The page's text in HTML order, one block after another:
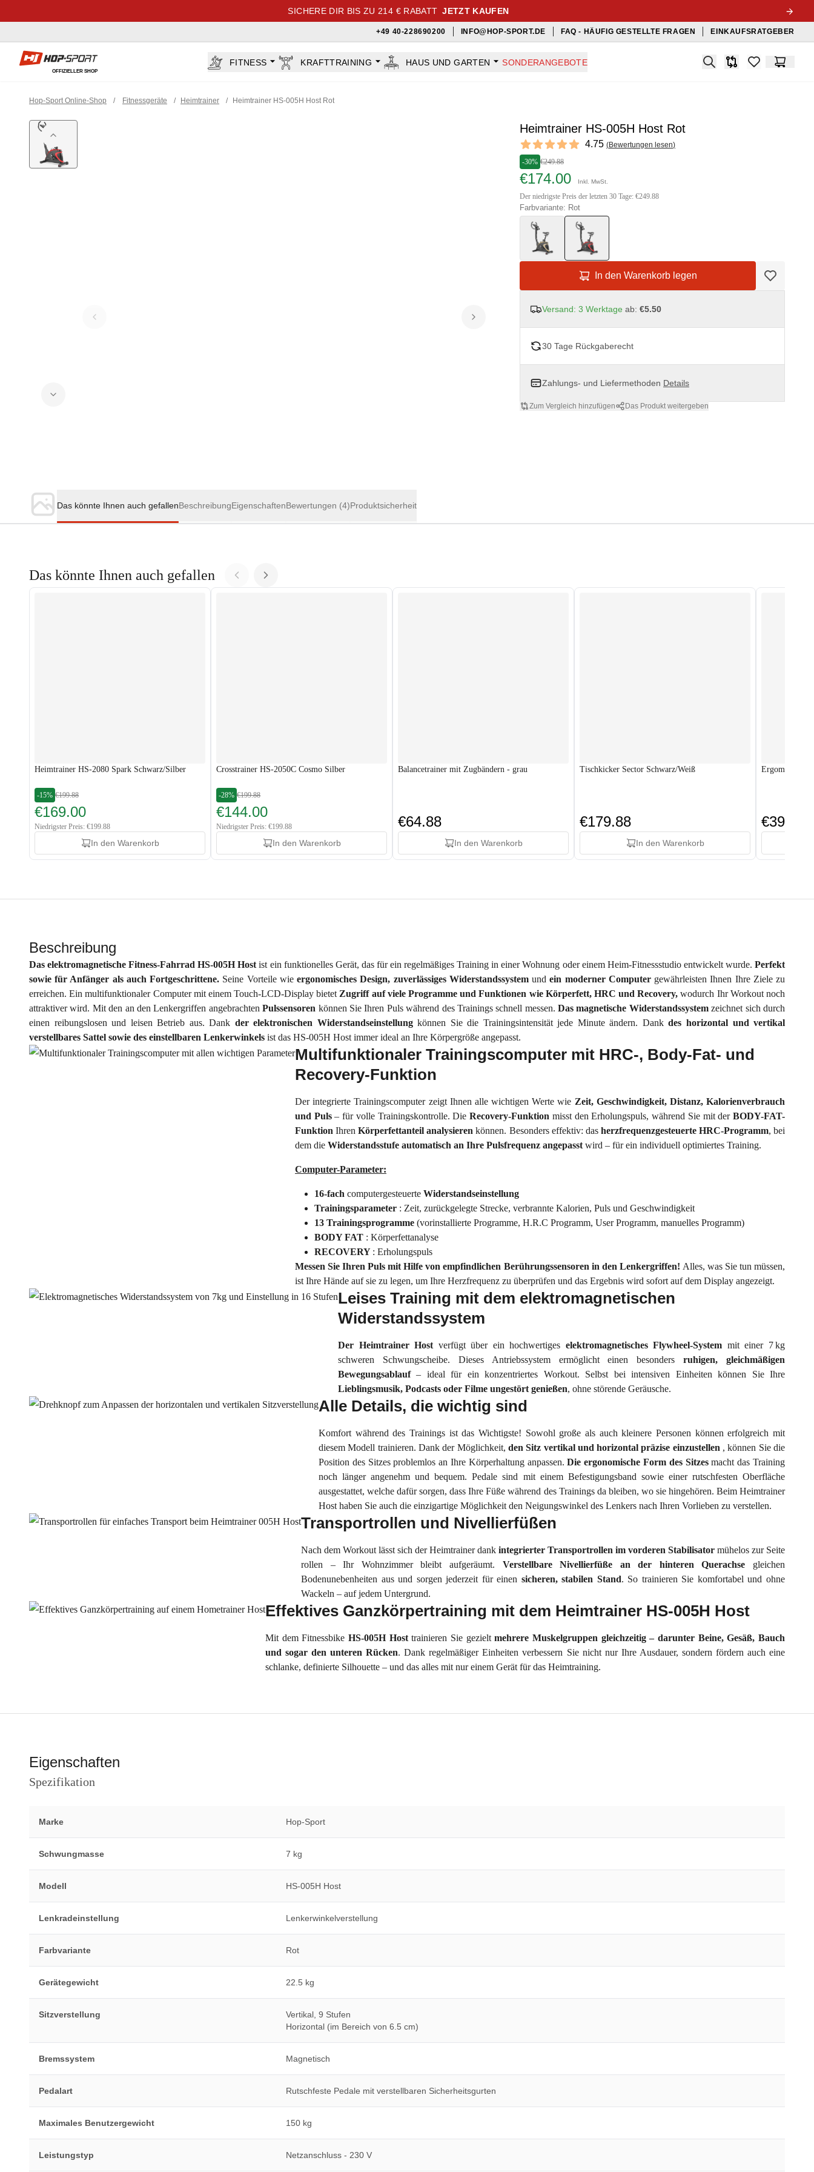
SICHERE DIR BIS ZU 214 € RABATT JETZT KAUFEN
+49 40-228690200 INFO@HOP-SPORT.DE FAQ - HÄUFIG GESTELLTE FRAGEN EINKAUFSRATGEBER
Hop-sport.at
OFFIZIELLER SHOP
FITNESS KRAFTTRAINING HAUS UND GARTEN SONDERANGEBOTE Search
Produkt-items in
Hop-Sport Online-Shop / Fitnessgeräte / Heimtrainer / Heimtrainer HS-005H Host Rot
Heimtrainer HS-005H Host Rot
Reviews
4.75 out of 5 stars 4.75 (Bewertungen lesen)
-30% €249.88
€174.00 Inkl. MwSt.
Der niedrigste Preis der letzten 30 Tage: €249.88
Farbvariante: Rot
In den Warenkorb legen
Versand: 3 Werktage ab: €5.50
30 Tage Rückgaberecht
Zahlungs- und Liefermethoden Details
Zum Vergleich hinzufügen Das Produkt weitergeben
Das könnte Ihnen auch gefallenBeschreibungEigenschaftenBewertungen (4)Produktsicherheit
Das könnte Ihnen auch gefallen
Heimtrainer HS-2080 Spark Schwarz/Silber
-15% €199.88
€169.00
Niedrigster Preis: €199.88
In den Warenkorb
Crosstrainer HS-2050C Cosmo Silber
-28% €199.88
€144.00
Niedrigster Preis: €199.88
In den Warenkorb
Balancetrainer mit Zugbändern - grau
€64.88
In den Warenkorb
Tischkicker Sector Schwarz/Weiß
€179.88
In den Warenkorb
Ergometer
€399.88
Beschreibung
Das elektromagnetische Fitness-Fahrrad HS-005H Hostist ein funktionelles Gerät, das für ein regelmäßiges Training in einer Wohnung oder einem Heim-Fitnessstudio entwickelt wurde.Perfekt
sowie für Anfänger als auch Fortgeschrittene. Seine Vorteile wieergonomisches Design, zuverlässiges Widerstandssystemundein moderner Computer gewährleisten Ihnen Ihre Ziele zu
erreichen. Ein multifunktionaler Computer mit einem Touch-LCD-Display bietet Zugriff auf viele Programme und Funktionen wie Körperfett, HRC und Recovery,wodurch Ihr Workout noch
attraktiver wird. Mit den an den Lenkergriffen angebrachtenPulssensoren können Sie Ihren Puls während des Trainings schnell messen.Das magnetische Widerstandssystemzeichnet sich durch
einen reibungslosen und leisen Betrieb aus. Dank der elektronischen Widerstandseinstellungkönnen Sie die Trainingsintensität jede Minute ändern. Dankdes horizontal und vertikal
verstellbares Sattel sowie des einstellbaren Lenkerwinkels ist das HS-005H Host immer ideal an Ihre Körpergröße angepasst.
Multifunktionaler Trainingscomputer mit HRC-, Body-Fat- und
Recovery-Funktion
Der integrierte Trainingscomputer zeigt Ihnen alle wichtigen Werte wie Zeit, Geschwindigkeit, Distanz, Kalorienverbrauch
und Puls– für volle Trainingskontrolle. DieRecovery-Funktion misst den Erholungspuls, während Sie mit derBODY-FAT-
Funktion IhrenKörperfettanteil analysieren können. Besonders effektiv: das herzfrequenzgesteuerte HRC-Programm, bei
dem die Widerstandsstufe automatisch an Ihre Pulsfrequenz angepasst wird – für ein individuell optimiertes Training.
Computer-Parameter:
16-fach computergesteuerte Widerstandseinstellung
Trainingsparameter : Zeit, zurückgelegte Strecke, verbrannte Kalorien, Puls und Geschwindigkeit
13 Trainingsprogramme (vorinstallierte Programme, H.R.C Programm, User Programm, manuelles Programm)
BODY FAT : Körperfettanalyse
RECOVERY : Erholungspuls
Messen Sie Ihren Puls mit Hilfe von empfindlichen Berührungssensoren in den Lenkergriffen! Alles, was Sie tun müssen,
ist Ihre Hände auf sie zu legen, um Ihre Herzfrequenz zu überprüfen und das Ergebnis wird sofort auf dem Display angezeigt.
Leises Training mit dem elektromagnetischen
Widerstandssystem
Der Heimtrainer Host verfügt über ein hochwertiges elektromagnetisches Flywheel-System mit einer 7 kg
schweren Schwungscheibe. Dieses Antriebssystem ermöglicht einen besondersruhigen, gleichmäßigen
Bewegungsablauf– ideal für ein konzentriertes Workout. Selbst bei intensiven Einheiten können Sie Ihre
Lieblingsmusik, Podcasts oder Filme ungestört genießen, ohne störende Geräusche.
Alle Details, die wichtig sind
Komfort während des Trainings ist das Wichtigste! Sowohl große als auch kleinere Personen können erfolgreich mit
diesem Modell trainieren. Dank der Möglichkeit, den Sitz vertikal und horizontal präzise einzustellen , können Sie die
Position des Sitzes problemlos an Ihre Körperhaltung anpassen.Die ergonomische Form des Sitzesmacht das Training
noch länger angenehm und bequem. Pedale sind mit einem Befestigungsband sowie einer rutschfesten Oberfläche
ausgestattet, welche dafür sorgen, dass Ihre Füße während des Trainings da bleiben, wo sie hingehören. Beim Heimtrainer
Host haben Sie auch die einzigartige Möglichkeit den Neigungswinkel des Lenkers nach Ihren Vorlieben zu verstellen.
Transportrollen und Nivellierfüßen
Nach dem Workout lässt sich der Heimtrainer dank integrierter Transportrollen im vorderen Stabilisator mühelos zur Seite
rollen – Ihr Wohnzimmer bleibt aufgeräumt. Verstellbare Nivellierfüße an der hinteren Querachse gleichen
Bodenunebenheiten aus und sorgen jederzeit für einen sicheren, stabilen Stand. So trainieren Sie komfortabel und ohne
Wackeln – auf jedem Untergrund.
Effektives Ganzkörpertraining mit dem Heimtrainer HS-005H Host
Mit dem Fitnessbike HS-005H Hosttrainieren Sie gezieltmehrere Muskelgruppen gleichzeitig – darunter Beine, Gesäß, Bauch
und sogar den unteren Rücken. Dank regelmäßiger Einheiten verbessern Sie nicht nur Ihre Ausdauer, sondern fördern auch eine
schlanke, definierte Silhouette – und das alles mit nur einem Gerät für das Heimtraining.
Eigenschaften
Spezifikation
Marke Hop-Sport
Schwungmasse 7 kg
Modell HS-005H Host
Lenkradeinstellung Lenkerwinkelverstellung
Farbvariante Rot
Gerätegewicht 22.5 kg
Sitzverstellung
Vertikal, 9 Stufen
Horizontal (im Bereich von 6.5 cm)
Bremssystem Magnetisch
Pedalart Rutschfeste Pedale mit verstellbaren Sicherheitsgurten
Maximales Benutzergewicht 150 kg
Leistungstyp Netzanschluss - 230 V